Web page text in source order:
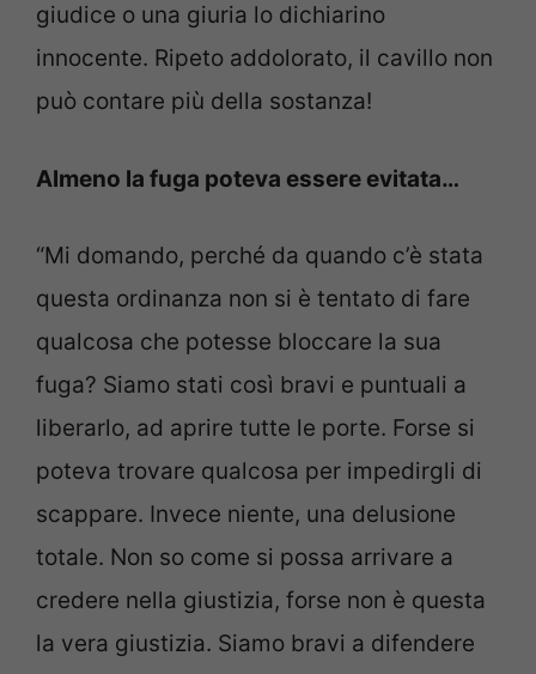
giudice o una giuria lo dichiarino
innocente. Ripeto addolorato, il cavillo non
può contare più della sostanza!
Almeno la fuga poteva essere evitata…
“Mi domando, perché da quando c’è stata
questa ordinanza non si è tentato di fare
qualcosa che potesse bloccare la sua
fuga? Siamo stati così bravi e puntuali a
liberarlo, ad aprire tutte le porte. Forse si
poteva trovare qualcosa per impedirgli di
scappare. Invece niente, una delusione
totale. Non so come si possa arrivare a
credere nella giustizia, forse non è questa
la vera giustizia. Siamo bravi a difendere